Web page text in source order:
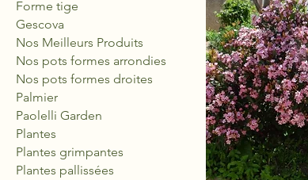
Forme tige
Gescova
Nos Meilleurs Produits
Nos pots formes arrondies
Nos pots formes droites
Palmier
Paolelli Garden
Plantes
Plantes grimpantes
Plantes pallissées